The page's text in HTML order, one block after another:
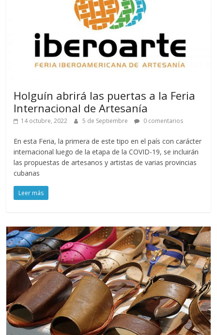
Holguín abrirá las puertas a la Feria
Internacional de Artesanía
14 octubre, 2022 5 de Septiembre 0 comentarios
En esta Feria, la primera de este tipo en el país con carácter
internacional luego de la etapa de la COVID-19, se incluirán
las propuestas de artesanos y artistas de varias provincias
cubanas
Leer más